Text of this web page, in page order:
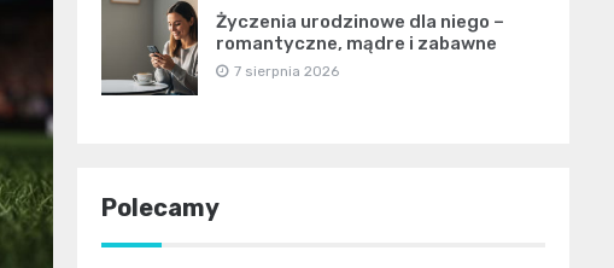
Życzenia urodzinowe dla niego –
romantyczne, mądre i zabawne
7 sierpnia 2026
Polecamy